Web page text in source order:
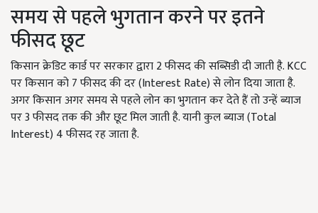
समय से पहले भुगतान करने पर इतने
फीसद छूट
किसान क्रेडिट कार्ड पर सरकार द्वारा 2 फीसद की सब्सिडी दी जाती है. KCC
पर किसान को 7 फीसद की दर (Interest Rate) से लोन दिया जाता है.
अगर किसान अगर समय से पहले लोन का भुगतान कर देते हैं तो उन्हें ब्याज
पर 3 फीसद तक की और छूट मिल जाती है. यानी कुल ब्याज (Total
Interest) 4 फीसद रह जाता है.